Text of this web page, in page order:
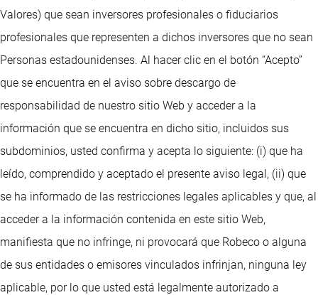
Valores) que sean inversores profesionales o fiduciarios
profesionales que representen a dichos inversores que no sean
Personas estadounidenses. Al hacer clic en el botón “Acepto”
que se encuentra en el aviso sobre descargo de
responsabilidad de nuestro sitio Web y acceder a la
información que se encuentra en dicho sitio, incluidos sus
subdominios, usted confirma y acepta lo siguiente: (i) que ha
leído, comprendido y aceptado el presente aviso legal, (ii) que
se ha informado de las restricciones legales aplicables y que, al
acceder a la información contenida en este sitio Web,
manifiesta que no infringe, ni provocará que Robeco o alguna
de sus entidades o emisores vinculados infrinjan, ninguna ley
aplicable, por lo que usted está legalmente autorizado a